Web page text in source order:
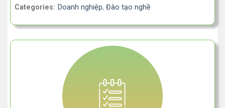
Categories: Doanh nghiệp, Đào tạo nghề